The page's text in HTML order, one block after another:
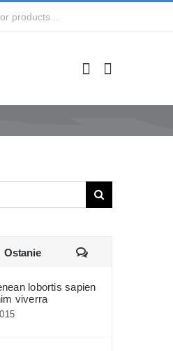
Ostanie Komentarze
lobortis sapien
viverra